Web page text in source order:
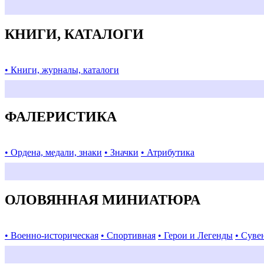
КНИГИ, КАТАЛОГИ
• Книги, журналы, каталоги
ФАЛЕРИСТИКА
• Ордена, медали, знаки • Значки • Атрибутика
ОЛОВЯННАЯ МИНИАТЮРА
• Военно-историческая • Спортивная • Герои и Легенды •